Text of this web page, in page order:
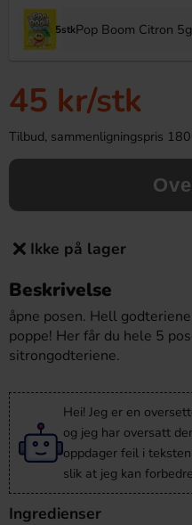
5stkPop Boom Citron
45 kr/stk
Tilbud, sammenligningspris
Ikke på lager
Beskrivelse
åpne posen. Hell
poppe! Her får du hele 5
sitrongodteriene.
Hei! Jeg er en
og jeg har oversatt
oppdager feil i
slik at jeg kan
Ingredienser